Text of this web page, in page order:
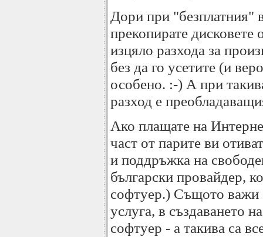
Дори при "безплатния"
прекопирате дисковете
изцяло разхода за
без да го усетите (и
особено. :-) А при
разход е
Ако плащате на
част от парите ви
и поддръжка на
български провайдер,
софтуер.) Същото важи
услуга, в създаването
софтуер - а такива са